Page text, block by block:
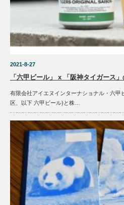
2021-8-27
「六甲ビール」 x 「阪神タイガース
有限会社アイエヌインターナショナル・六
区、以下 六甲ビール)と株…